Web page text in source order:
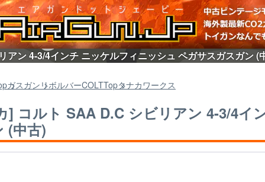
アン 4-3/4インチ ニッケルフィニッシュ ペガサスガスガン (
ガスガン リボルバーCOLTTopタナカワークス
] コルト SAA D.C シビリアン 4-3/4イ
(中古)